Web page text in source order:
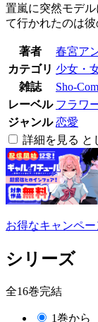
置嵐に突然モデ
て行かれたのは
著者
春宮ア
カテゴリ 少女・
雑誌
Sho-
レーベル フラワ
ジャンル 恋愛
詳細を見る と
お得なキャンペー
シリーズ
全16巻完結
1巻から